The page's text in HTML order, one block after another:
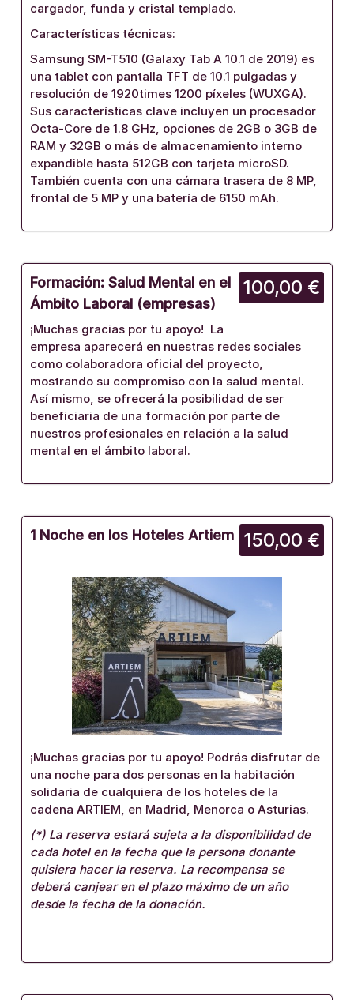
cargador, funda y cristal templado.
Características técnicas:
Samsung SM-T510 (Galaxy Tab A 10.1 de 2019) es
una tablet con pantalla TFT de 10.1 pulgadas y
resolución de 1920times 1200 píxeles (WUXGA).
Sus características clave incluyen un procesador
Octa-Core de 1.8 GHz, opciones de 2GB o 3GB de
RAM y 32GB o más de almacenamiento interno
expandible hasta 512GB con tarjeta microSD.
También cuenta con una cámara trasera de 8 MP,
frontal de 5 MP y una batería de 6150 mAh.
100,00 €
Formación: Salud Mental en el
Ámbito Laboral (empresas)
¡Muchas gracias por tu apoyo! La
empresa aparecerá en nuestras redes sociales
como colaboradora oficial del proyecto,
mostrando su compromiso con la salud mental.
Así mismo, se ofrecerá la posibilidad de ser
beneficiaria de una formación por parte de
nuestros profesionales en relación a la salud
mental en el ámbito laboral.
150,00 €
1 Noche en los Hoteles Artiem
¡Muchas gracias por tu apoyo! Podrás disfrutar de
una noche para dos personas en la habitación
solidaria de cualquiera de los hoteles de la
cadena ARTIEM, en Madrid, Menorca o Asturias.
(*) La reserva estará sujeta a la disponibilidad de
cada hotel en la fecha que la persona donante
quisiera hacer la reserva. La recompensa se
deberá canjear en el plazo máximo de un año
desde la fecha de la donación.